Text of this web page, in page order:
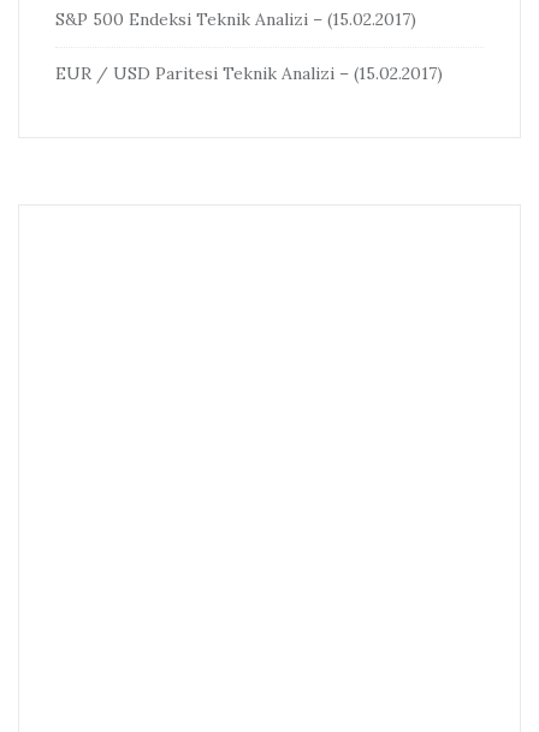
S&P 500 Endeksi Teknik Analizi – (15.02.2017)
EUR / USD Paritesi Teknik Analizi – (15.02.2017)